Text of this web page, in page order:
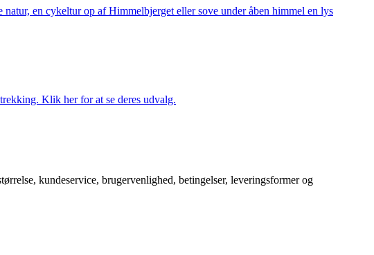
en cykeltur op af Himmelbjerget eller sove under åben himmel en lys
Klik her for at se deres udvalg.
kundeservice, brugervenlighed, betingelser, leveringsformer og